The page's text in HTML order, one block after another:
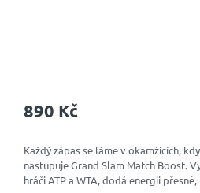
z
hvězdiček.
890 Kč
Každý zápas se láme v okamžicích,
nastupuje Grand Slam Match Boost.
hráči ATP a WTA, dodá energii přesně,